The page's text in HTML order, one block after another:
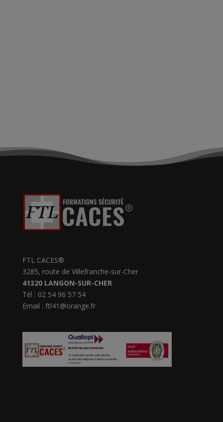
FTL CACES®
3285, route de Villefranche-sur-Cher
41320 LANGON-SUR-CHER
Tél : 02 54 96 57 54
Email : ftl41@orange.fr